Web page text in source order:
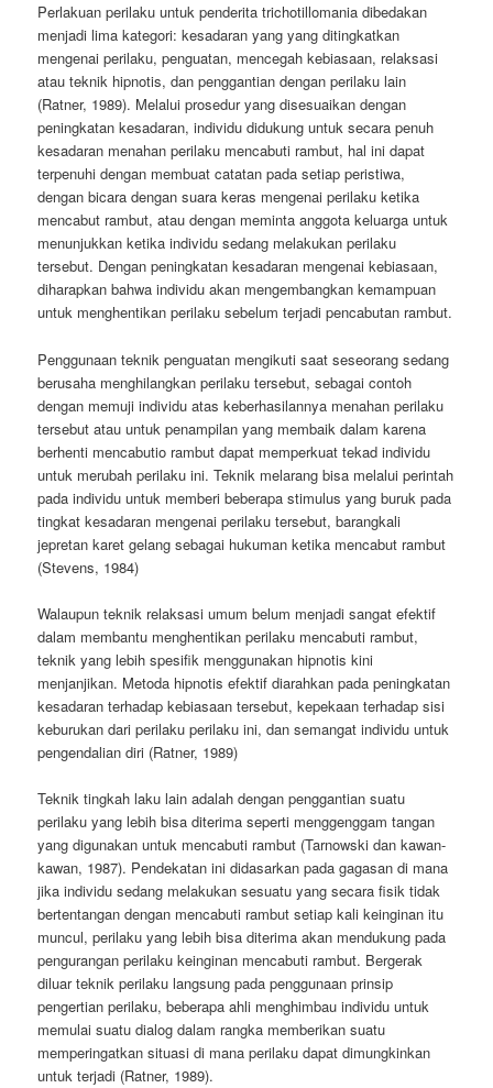
Perlakuan perilaku untuk penderita trichotillomania dibedakan
menjadi lima kategori: kesadaran yang yang ditingkatkan
mengenai perilaku, penguatan, mencegah kebiasaan, relaksasi
atau teknik hipnotis, dan penggantian dengan perilaku lain
(Ratner, 1989). Melalui prosedur yang disesuaikan dengan
peningkatan kesadaran, individu didukung untuk secara penuh
kesadaran menahan perilaku mencabuti rambut, hal ini dapat
terpenuhi dengan membuat catatan pada setiap peristiwa,
dengan bicara dengan suara keras mengenai perilaku ketika
mencabut rambut, atau dengan meminta anggota keluarga untuk
menunjukkan ketika individu sedang melakukan perilaku
tersebut. Dengan peningkatan kesadaran mengenai kebiasaan,
diharapkan bahwa individu akan mengembangkan kemampuan
untuk menghentikan perilaku sebelum terjadi pencabutan rambut.
Penggunaan teknik penguatan mengikuti saat seseorang sedang
berusaha menghilangkan perilaku tersebut, sebagai contoh
dengan memuji individu atas keberhasilannya menahan perilaku
tersebut atau untuk penampilan yang membaik dalam karena
berhenti mencabutio rambut dapat memperkuat tekad individu
untuk merubah perilaku ini. Teknik melarang bisa melalui perintah
pada individu untuk memberi beberapa stimulus yang buruk pada
tingkat kesadaran mengenai perilaku tersebut, barangkali
jepretan karet gelang sebagai hukuman ketika mencabut rambut
(Stevens, 1984)
Walaupun teknik relaksasi umum belum menjadi sangat efektif
dalam membantu menghentikan perilaku mencabuti rambut,
teknik yang lebih spesifik menggunakan hipnotis kini
menjanjikan. Metoda hipnotis efektif diarahkan pada peningkatan
kesadaran terhadap kebiasaan tersebut, kepekaan terhadap sisi
keburukan dari perilaku perilaku ini, dan semangat individu untuk
pengendalian diri (Ratner, 1989)
Teknik tingkah laku lain adalah dengan penggantian suatu
perilaku yang lebih bisa diterima seperti menggenggam tangan
yang digunakan untuk mencabuti rambut (Tarnowski dan kawan-
kawan, 1987). Pendekatan ini didasarkan pada gagasan di mana
jika individu sedang melakukan sesuatu yang secara fisik tidak
bertentangan dengan mencabuti rambut setiap kali keinginan itu
muncul, perilaku yang lebih bisa diterima akan mendukung pada
pengurangan perilaku keinginan mencabuti rambut. Bergerak
diluar teknik perilaku langsung pada penggunaan prinsip
pengertian perilaku, beberapa ahli menghimbau individu untuk
memulai suatu dialog dalam rangka memberikan suatu
memperingatkan situasi di mana perilaku dapat dimungkinkan
untuk terjadi (Ratner, 1989).